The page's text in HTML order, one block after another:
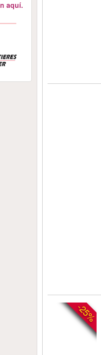
aquí.
-25%